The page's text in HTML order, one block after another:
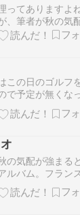
ってありますよ
、筆者が秋の気
のが、「さつま
使わず、素材そ
この一品。 煮て
もたまりません
この日のゴルフ
で予定が無くな
雨はさほどでも
ざくろが飾られ
すか？)とLINE
の気配が強まる
ルバム。フラン
・パッチンスキ
ゼンセズ」。静